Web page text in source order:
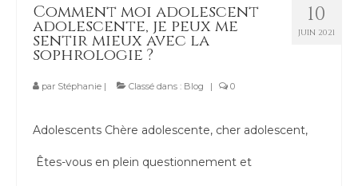
10
JUIN 2021
Comment moi adolescent
adolescente, je peux me
sentir mieux avec la
sophrologie ?
par Stéphanie | Classé dans : Blog | 0
Adolescents Chère adolescente, cher adolescent,
Êtes-vous en plein questionnement et